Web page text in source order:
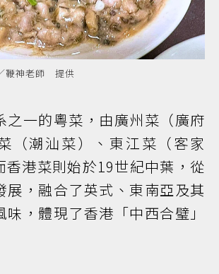
鞭神老師 提供
之一的粵菜，由廣州菜（廣府
（潮汕菜）、東江菜（客家
香港菜則始於19世紀中葉，從
展，融合了英式、東南亞及其
，體現了香港「中西合璧」